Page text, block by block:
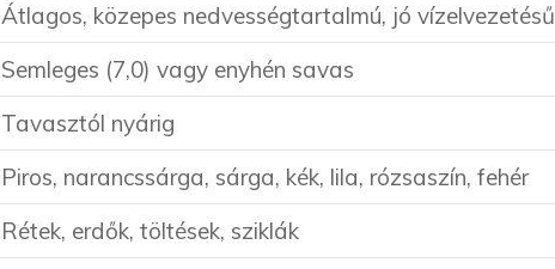
Átlagos, közepes nedvességtartalmú, jó vízelvezetésű
Semleges (7,0) vagy enyhén savas
Tavasztól nyárig
Piros, narancssárga, sárga, kék, lila, rózsaszín, fehér
Rétek, erdők, töltések, sziklák